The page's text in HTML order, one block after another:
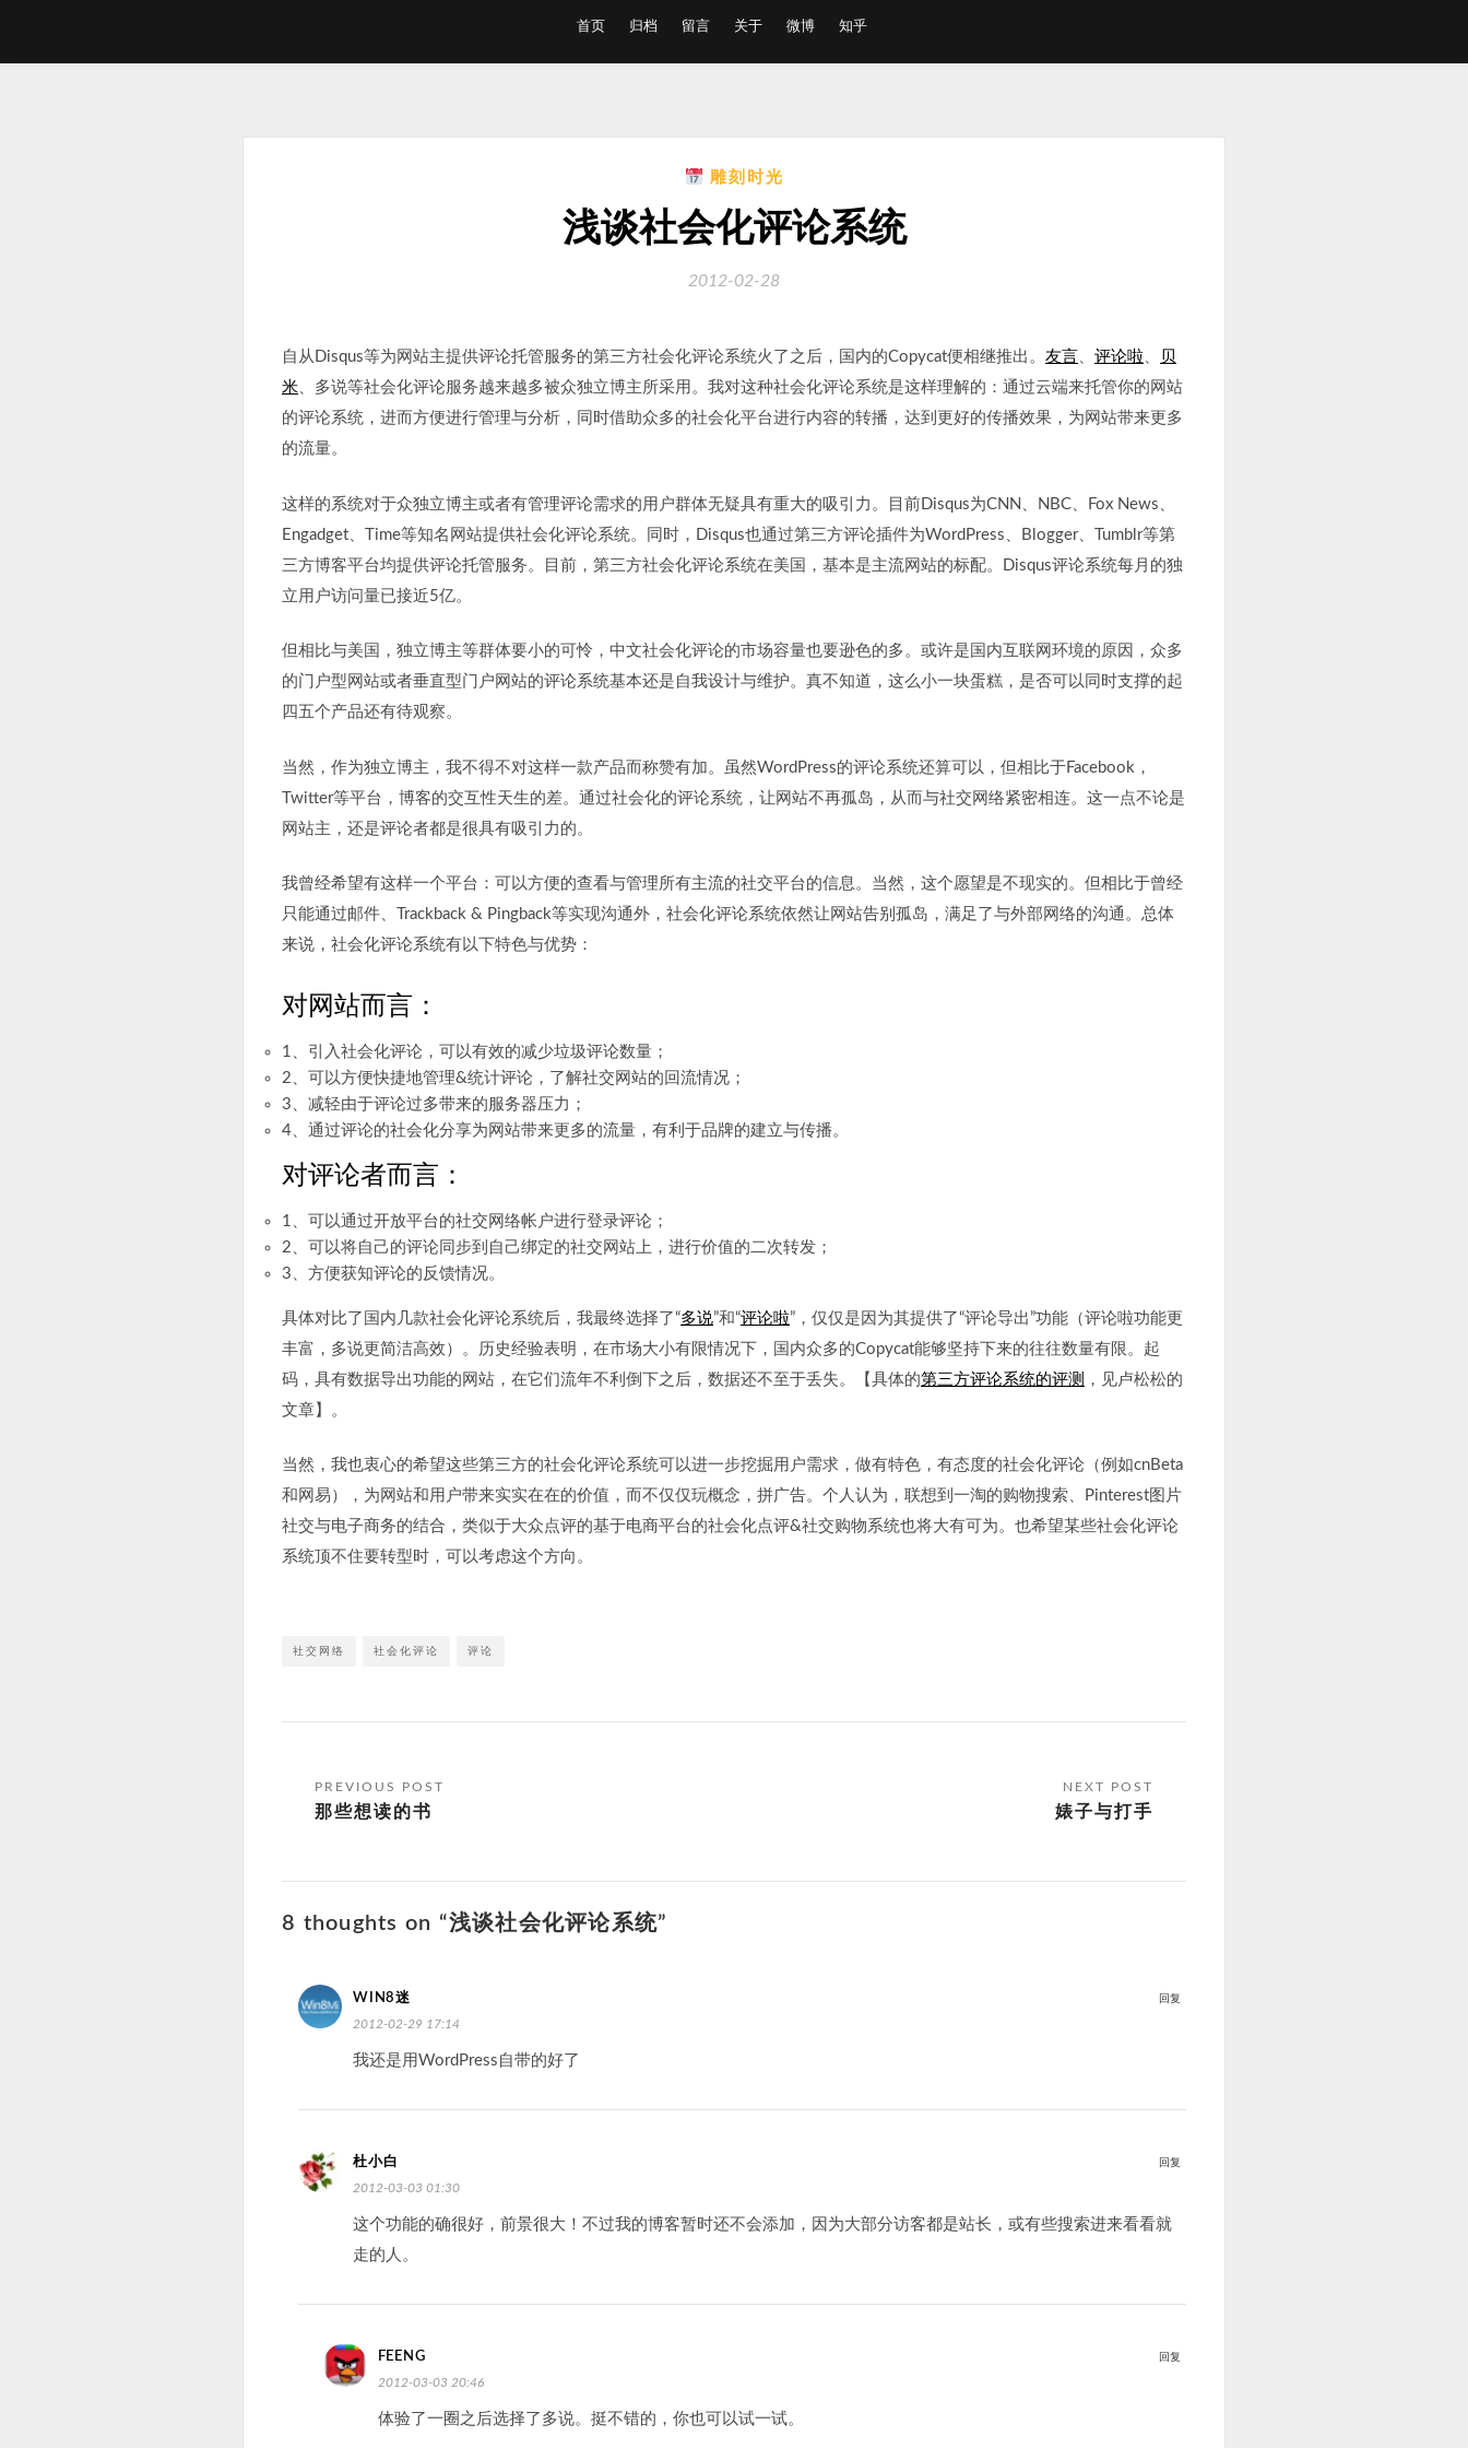
content
首页 归档 留言 关于 微博 知乎
雕刻时光
浅谈社会化评论系统
2012-02-28
自从Disqus等为网站主提供评论托管服务的第三方社会化评论系统火了之后，国内的Copycat便相继推出。 友言 、 评论啦、
贝
米、多说等社会化评论服务越来越多被众独立博主所采用。我对这种社会化评论系统是这样理解的：通过云端来托管你的网站
的评论系统，进而方便进行管理与分析，同时借助众多的社会化平台进行内容的转播，达到更好的传播效果，为网站带来更多
的流量。
这样的系统对于众独立博主或者有管理评论需求的用户群体无疑具有重大的吸引力。目前Disqus为CNN、NBC、Fox News、
Engadget、Time等知名网站提供社会化评论系统。同时，Disqus也通过第三方评论插件为WordPress、Blogger、Tumblr等第
三方博客平台均提供评论托管服务。目前，第三方社会化评论系统在美国，基本是主流网站的标配。Disqus评论系统每月的独
立用户访问量已接近5亿。
但相比与美国，独立博主等群体要小的可怜，中文社会化评论的市场容量也要逊色的多。或许是国内互联网环境的原因，众多
的门户型网站或者垂直型门户网站的评论系统基本还是自我设计与维护。真不知道，这么小一块蛋糕，是否可以同时支撑的起
四五个产品还有待观察。
当然，作为独立博主，我不得不对这样一款产品而称赞有加。虽然WordPress的评论系统还算可以，但相比于Facebook，
Twitter等平台，博客的交互性天生的差。通过社会化的评论系统，让网站不再孤岛，从而与社交网络紧密相连。这一点不论是
网站主，还是评论者都是很具有吸引力的。
我曾经希望有这样一个平台：可以方便的查看与管理所有主流的社交平台的信息。当然，这个愿望是不现实的。但相比于曾经
只能通过邮件、Trackback & Pingback等实现沟通外，社会化评论系统依然让网站告别孤岛，满足了与外部网络的沟通。总体
来说，社会化评论系统有以下特色与优势：
对网站而言：
1、引入社会化评论，可以有效的减少垃圾评论数量；
2、可以方便快捷地管理&统计评论，了解社交网站的回流情况；
3、减轻由于评论过多带来的服务器压力；
4、通过评论的社会化分享为网站带来更多的流量，有利于品牌的建立与传播。
对评论者而言：
1、可以通过开放平台的社交网络帐户进行登录评论；
2、可以将自己的评论同步到自己绑定的社交网站上，进行价值的二次转发；
3、方便获知评论的反馈情况。
具体对比了国内几款社会化评论系统后，我最终选择了“多说”和“评论啦”，仅仅是因为其提供了“评论导出”功能（评论啦功能更
丰富，多说更简洁高效）。历史经验表明，在市场大小有限情况下，国内众多的Copycat能够坚持下来的往往数量有限。起
码，具有数据导出功能的网站，在它们流年不利倒下之后，数据还不至于丢失。【具体的第三方评论系统的评测 ，见卢松松的
文章】。
当然，我也衷心的希望这些第三方的社会化评论系统可以进一步挖掘用户需求，做有特色，有态度的社会化评论（例如cnBeta
和网易），为网站和用户带来实实在在的价值，而不仅仅玩概念，拼广告。个人认为，联想到一淘的购物搜索、Pinterest图片
社交与电子商务的结合，类似于大众点评的基于电商平台的社会化点评&社交购物系统也将大有可为。也希望某些社会化评论
系统顶不住要转型时，可以考虑这个方向。
社交网络 社会化评论 评论
航
那些想读的书 婊子与打手
8 thoughts on “浅谈社会化评论系统”
WIN8迷
2012-02-29 17:14
我还是用WordPress自带的好了
回复
杜小白
2012-03-03 01:30
这个功能的确很好，前景很大！不过我的博客暂时还不会添加，因为大部分访客都是站长，或有些搜索进来看看就
走的人。
回复
FEENG
2012-03-03 20:46
体验了一圈之后选择了多说。挺不错的，你也可以试一试。
回复